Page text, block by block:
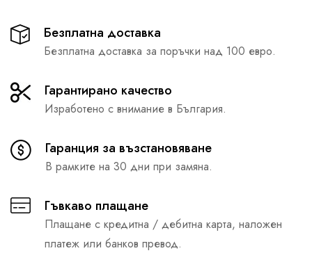
Безплатна доставка
Безплатна доставка за поръчки над 100 евро.
Гарантирано качество
Изработено с внимание в България.
Гаранция за възстановяване
В рамките на 30 дни при замяна.
Гъвкаво плащане
Плащане с кредитна / дебитна карта, наложен
платеж или банков превод.